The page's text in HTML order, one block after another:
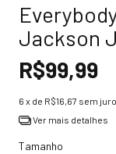
Jackson
R$99,99
6 x de R$16,67 sem
Ver mais detalhes
Tamanho